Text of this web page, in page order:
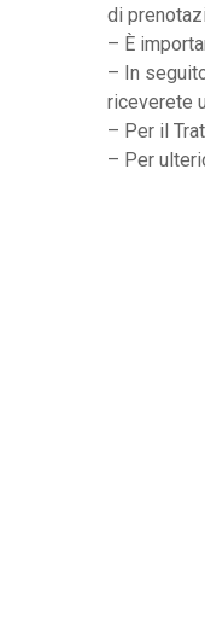
di
– È
– In
riceverete
– Per il
– Per